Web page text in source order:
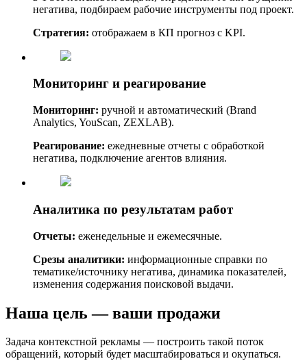
негатива, подбираем рабочие инструменты под проект.
Стратегия: отображаем в КП прогноз с KPI.
Мониторинг и реагирование
Мониторинг: ручной и автоматический (Brand
Analytics, YouScan, ZEXLAB).
Реагирование: ежедневные отчеты с обработкой
негатива, подключение агентов влияния.
Аналитика по результатам работ
Отчеты: еженедельные и ежемесячные.
Срезы аналитики: информационные справки по
тематике/источнику негатива, динамика показателей,
изменения содержания поисковой выдачи.
Наша цель — ваши продажи
Задача контекстной рекламы — построить такой поток
обращений, который будет масштабироваться и окупаться.